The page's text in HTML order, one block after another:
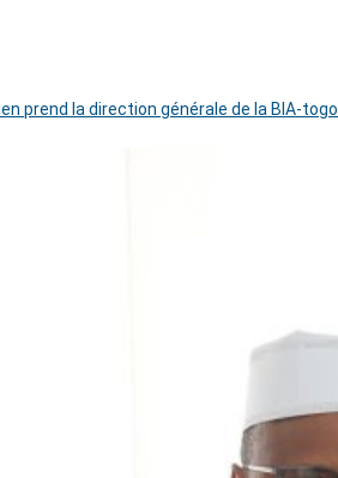
prend la direction générale de la BIA-togo